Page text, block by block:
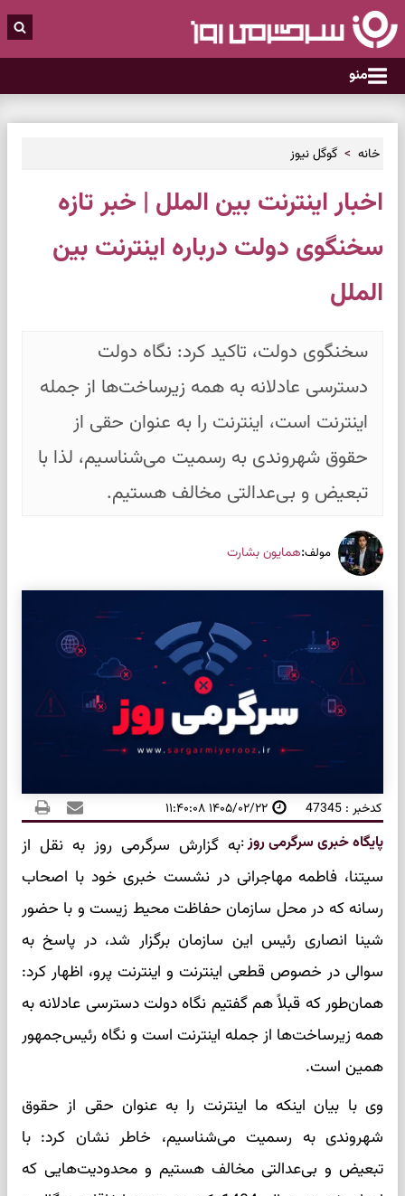
منو
خانه گوگل نیوز
اخبار اینترنت بین الملل | خبر تازه
سخنگوی دولت درباره اینترنت بین
الملل
سخنگوی دولت، تاکید کرد: نگاه دولت
دسترسی عادلانه به همه زیرساخت‌ها از جمله
اینترنت است، اینترنت را به عنوان حقی از
حقوق شهروندی به رسمیت می‌شناسیم، لذا با
تبعیض و بی‌عدالتی مخالف هستیم.
مولف:همایون بشارت
کدخبر : 47345 ۱۴۰۵/۰۲/۲۲ ۱۱:۴۰:۰۸
پایگاه خبری سرگرمی روز:به گزارش سرگرمی روز به نقل از
سیتنا، فاطمه مهاجرانی در نشست خبری خود با اصحاب
رسانه که در محل سازمان حفاظت محیط زیست و با حضور
شینا انصاری رئیس این سازمان برگزار شد، در پاسخ به
سوالی در خصوص قطعی اینترنت و اینترنت پرو، اظهار کرد:
همان‌طور که قبلاً هم گفتیم نگاه دولت دسترسی عادلانه به
همه زیرساخت‌ها از جمله اینترنت است و نگاه رئیس‌جمهور
همین است.
وی با بیان اینکه ما اینترنت را به عنوان حقی از حقوق
شهروندی به رسمیت می‌شناسیم، خاطر نشان کرد: با
تبعیض و بی‌عدالتی مخالف هستیم و محدودیت‌هایی که